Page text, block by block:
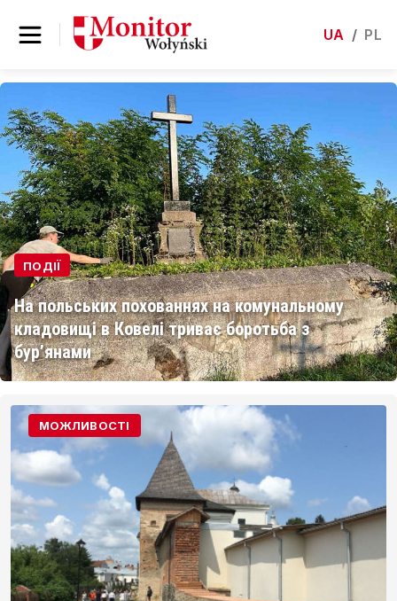
UA / PL
ПОДІЇ
На польських похованнях на комунальному
кладовищі в Ковелі триває боротьба з
бур’янами
МОЖЛИВОСТІ